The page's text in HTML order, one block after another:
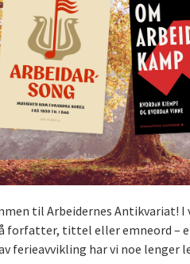
til Arbeidernes Antikvariat!
forfatter, tittel eller emneord –
ferieavvikling har vi noe lenger